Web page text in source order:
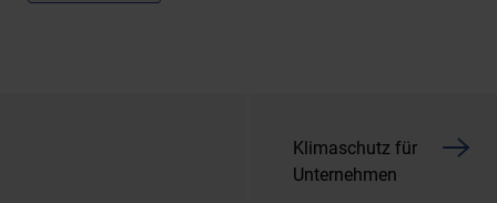
Klimaschutz für
Unternehmen